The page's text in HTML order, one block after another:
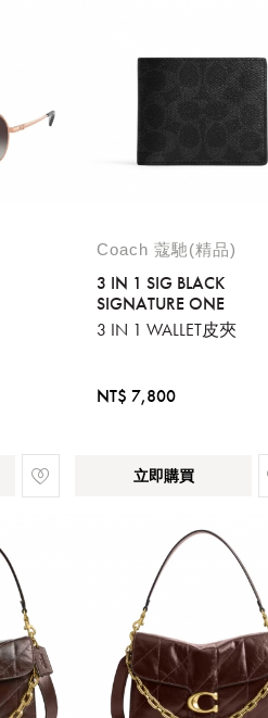
Coach 蔻馳(精品)
3 IN 1 SIG BLACK
SIGNATURE ONE
3 IN 1 WALLET皮夾
NT$ 7,800
立即購買